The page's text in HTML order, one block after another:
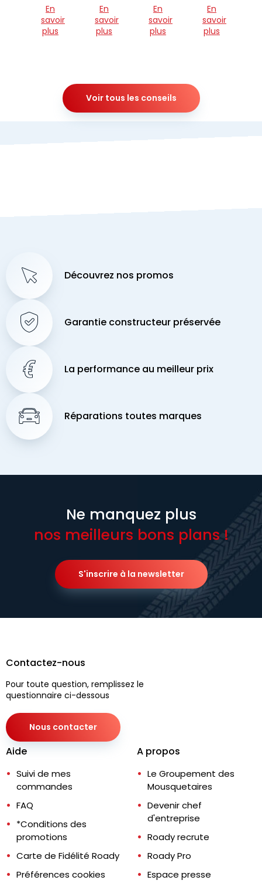
En
savoir
plus
En
savoir
plus
En
savoir
plus
En
savoir
plus
Voir tous les conseils
Découvrez nos promos
Garantie constructeur préservée
La performance au meilleur prix
Réparations toutes marques
Ne manquez plus
nos meilleurs bons plans !
S'inscrire à la newsletter
Contactez-nous
Pour toute question, remplissez le
questionnaire ci-dessous
Nous contacter
Aide
Suivi de mes
commandes
FAQ
*Conditions des
promotions
Carte de Fidélité Roady
Préférences cookies
A propos
Le Groupement des
Mousquetaires
Devenir chef
d'entreprise
Roady recrute
Roady Pro
Espace presse